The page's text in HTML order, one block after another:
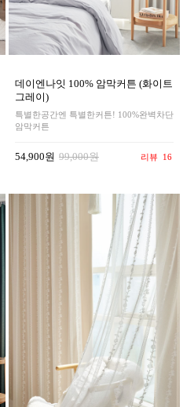
데이엔나잇 100% 암막커튼 (화이트
그레이)
특별한공간엔 특별한커튼! 100%완벽차단
암막커튼
54,900원 99,000원 리뷰 16